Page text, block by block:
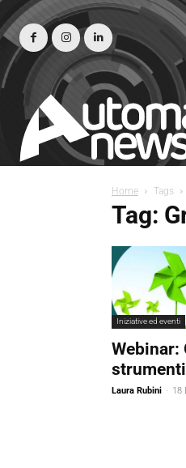
Home Tags
Tag:
Iniziative ed eventi
Webinar:
Laura Rubini - 18